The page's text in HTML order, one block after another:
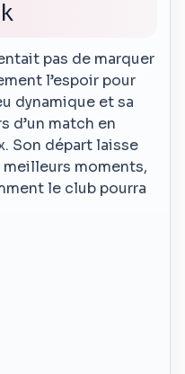
pas de marquer
l’espoir pour
dynamique et sa
d’un match en
Son départ laisse
moments,
le club pourra